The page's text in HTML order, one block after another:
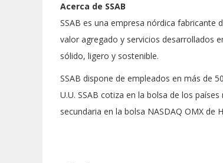
Acerca de SSAB
SSAB es una empresa nórdica fabricante
valor agregado y servicios desarrollados
sólido, ligero y sostenible.
SSAB dispone de empleados en más de
U.U. SSAB cotiza en la bolsa de los
secundaria en la bolsa NASDAQ OMX de